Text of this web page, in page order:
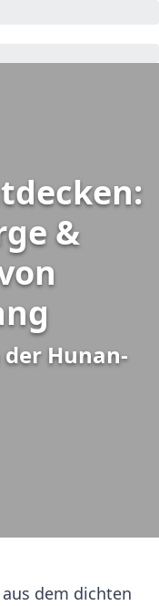
&
Hunan-
dem dichten